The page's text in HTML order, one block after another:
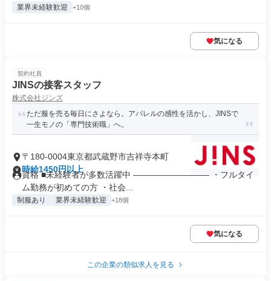
業界未経験歓迎 +10個
気になる
契約社員
JINSの接客スタッフ
株式会社ジンズ
ただ服を売る毎日にさよなら。アパレルの感性を活かし、JINSで
一生モノの「専門技術職」へ。
〒180-0004東京都武蔵野市吉祥寺本町
時給1450円以上
資格 ■未経験者が多数活躍中 ――――――――― ・フルタイ
ム勤務が初めての方 ・社会...
制服あり 業界未経験歓迎 +18個
気になる
この企業の類似求人を見る